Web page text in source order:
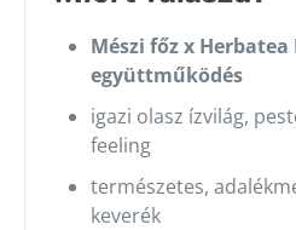
Mészi főz x
együttműködés
igazi olasz ízvilág,
feeling
természetes,
keverék